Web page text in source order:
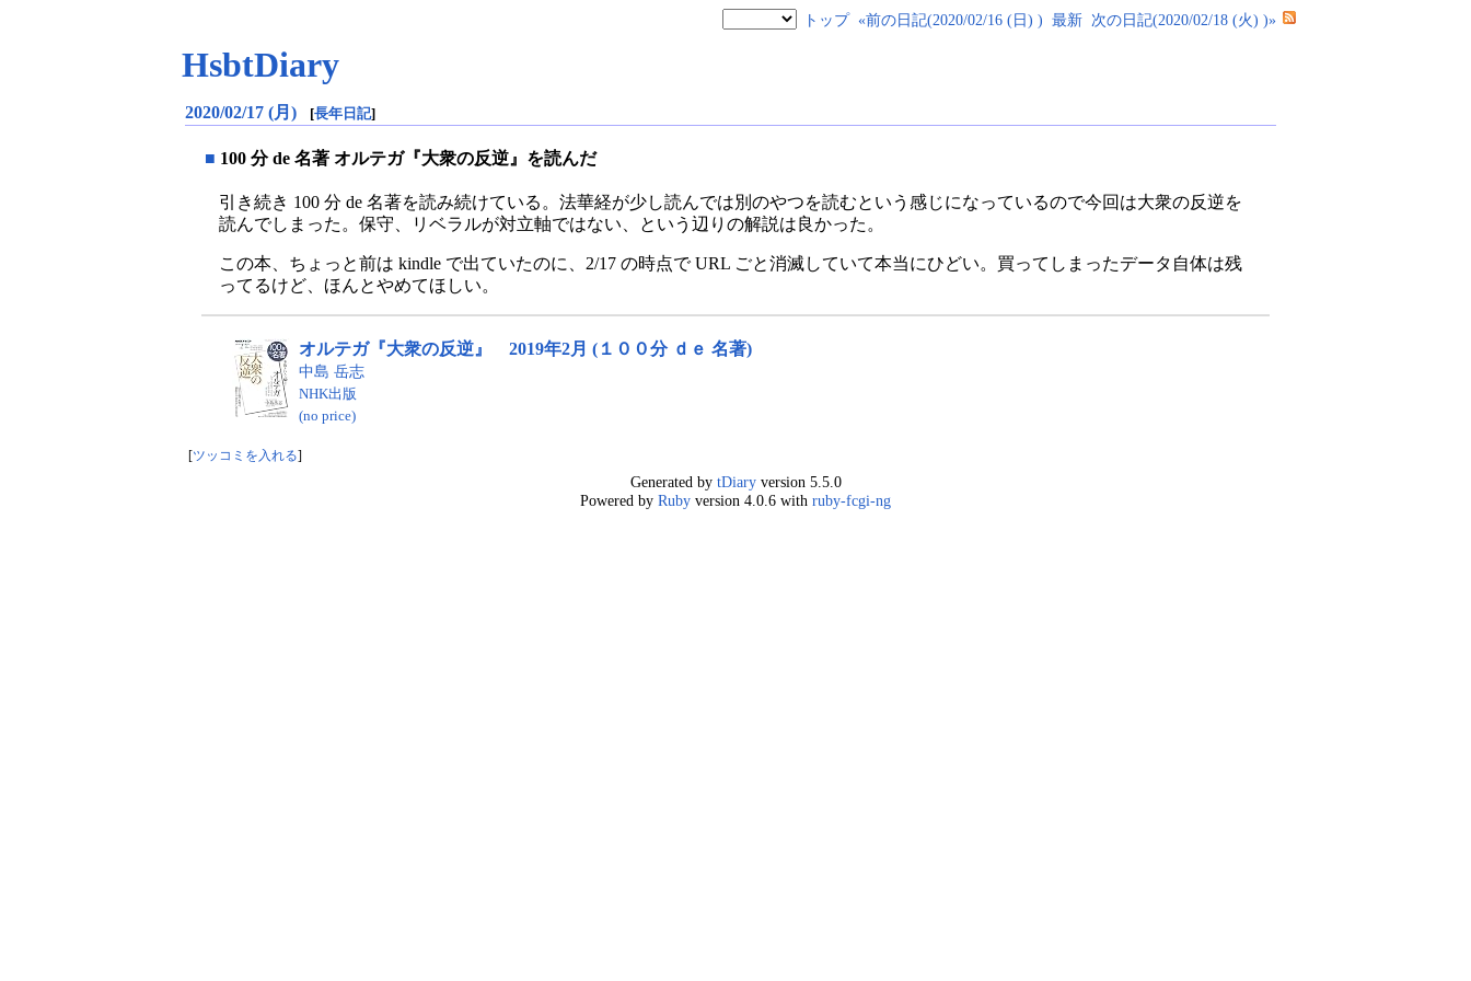
トップ «前の日記(2020/02/16 (日) ) 最新 次の日記(2020/02/18 (火) )»
HsbtDiary
2020/02/17 (月) [長年日記]
■ 100 分 de 名著 オルテガ『大衆の反逆』を読んだ
引き続き 100 分 de 名著を読み続けている。法華経が少し読んでは別のやつを読むという感じになっているので今回は大衆の反逆を
読んでしまった。保守、リベラルが対立軸ではない、という辺りの解説は良かった。
この本、ちょっと前は kindle で出ていたのに、2/17 の時点で URL ごと消滅していて本当にひどい。買ってしまったデータ自体は残
ってるけど、ほんとやめてほしい。
オルテガ『大衆の反逆』 2019年2月 (１００分 ｄｅ 名著)
中島 岳志
NHK出版
(no price)
[ツッコミを入れる]
Generated by tDiaryversion 5.5.0
Powered by Ruby version 4.0.6 with ruby-fcgi-ng